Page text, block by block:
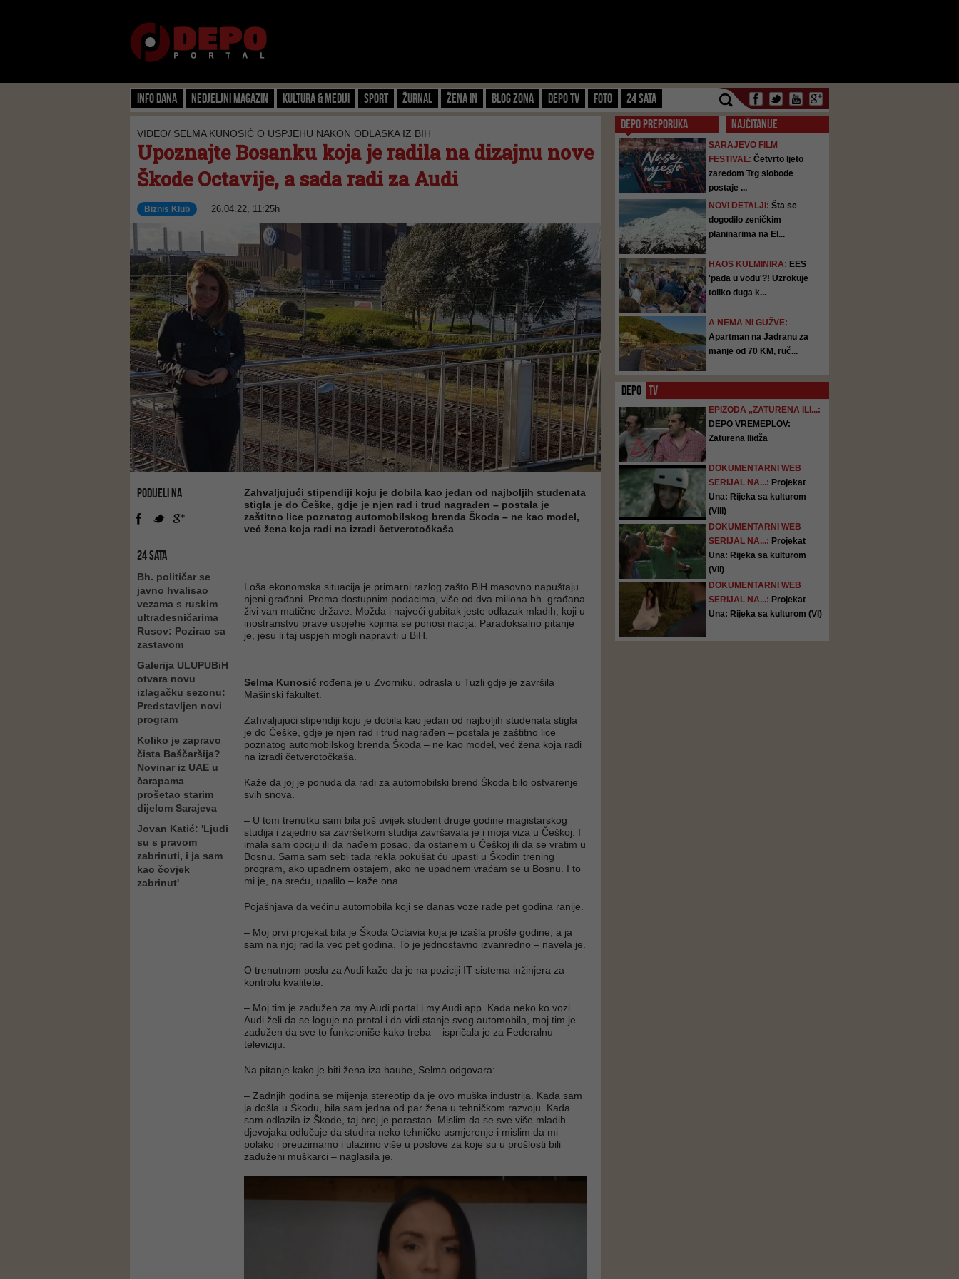
Info dana Nedjeljni magazin Kultura & Mediji Sport Žurnal Žena IN Blog zona Depo TV FOTO 24 SATA
VIDEO/ SELMA KUNOSIĆ O USPJEHU NAKON ODLASKA IZ BIH
Upoznajte Bosanku koja je radila na dizajnu nove
Škode Octavije, a sada radi za Audi
Biznis Klub 26.04.22, 11:25h
PODIJELI NA
24 SATA
Bh. političar se
javno hvalisao
vezama s ruskim
ultradesničarima
Rusov: Pozirao sa
zastavom
Galerija ULUPUBiH
otvara novu
izlagačku sezonu:
Predstavljen novi
program
Koliko je zapravo
čista Baščaršija?
Novinar iz UAE u
čarapama
prošetao starim
dijelom Sarajeva
Jovan Katić: 'Ljudi
su s pravom
zabrinuti, i ja sam
kao čovjek
zabrinut'
Zahvaljujući stipendiji koju je dobila kao jedan od najboljih studenata
stigla je do Češke, gdje je njen rad i trud nagrađen – postala je
zaštitno lice poznatog automobilskog brenda Škoda – ne kao model,
već žena koja radi na izradi četverotočkaša
Loša ekonomska situacija je primarni razlog zašto BiH masovno napuštaju
njeni građani. Prema dostupnim podacima, više od dva miliona bh. građana
živi van matične države. Možda i najveći gubitak jeste odlazak mladih, koji u
inostranstvu prave uspjehe kojima se ponosi nacija. Paradoksalno pitanje
je, jesu li taj uspjeh mogli napraviti u BiH.
Selma Kunosić rođena je u Zvorniku, odrasla u Tuzli gdje je završila
Mašinski fakultet.
Zahvaljujući stipendiji koju je dobila kao jedan od najboljih studenata stigla
je do Češke, gdje je njen rad i trud nagrađen – postala je zaštitno lice
poznatog automobilskog brenda Škoda – ne kao model, već žena koja radi
na izradi četverotočkaša.
Kaže da joj je ponuda da radi za automobilski brend Škoda bilo ostvarenje
svih snova.
– U tom trenutku sam bila još uvijek student druge godine magistarskog
studija i zajedno sa završetkom studija završavala je i moja viza u Češkoj. I
imala sam opciju ili da nađem posao, da ostanem u Češkoj ili da se vratim u
Bosnu. Sama sam sebi tada rekla pokušat ću upasti u Škodin trening
program, ako upadnem ostajem, ako ne upadnem vraćam se u Bosnu. I to
mi je, na sreću, upalilo – kaže ona.
Pojašnjava da većinu automobila koji se danas voze rade pet godina ranije.
– Moj prvi projekat bila je Škoda Octavia koja je izašla prošle godine, a ja
sam na njoj radila već pet godina. To je jednostavno izvanredno – navela je.
O trenutnom poslu za Audi kaže da je na poziciji IT sistema inžinjera za
kontrolu kvalitete.
– Moj tim je zadužen za my Audi portal i my Audi app. Kada neko ko vozi
Audi želi da se loguje na protal i da vidi stanje svog automobila, moj tim je
zadužen da sve to funkcioniše kako treba – ispričala je za Federalnu
televiziju.
Na pitanje kako je biti žena iza haube, Selma odgovara:
– Zadnjih godina se mijenja stereotip da je ovo muška industrija. Kada sam
ja došla u Škodu, bila sam jedna od par žena u tehničkom razvoju. Kada
sam odlazila iz Škode, taj broj je porastao. Mislim da se sve više mladih
djevojaka odlučuje da studira neko tehničko usmjerenje i mislim da mi
polako i preuzimamo i ulazimo više u poslove za koje su u prošlosti bili
zaduženi muškarci – naglasila je.
DEPO PREPORUKA NAJČITANIJE
SARAJEVO FILM
FESTIVAL: Četvrto ljeto
zaredom Trg slobode
postaje ...
NOVI DETALJI: Šta se
dogodilo zeničkim
planinarima na El...
HAOS KULMINIRA: EES
'pada u vodu'?! Uzrokuje
toliko duga k...
A NEMA NI GUŽVE:
Apartman na Jadranu za
manje od 70 KM, ruč...
DEPO TV
EPIZODA „ZATURENA ILI...:
DEPO VREMEPLOV:
Zaturena Ilidža
DOKUMENTARNI WEB
SERIJAL NA...: Projekat
Una: Rijeka sa kulturom
(VIII)
DOKUMENTARNI WEB
SERIJAL NA...: Projekat
Una: Rijeka sa kulturom
(VII)
DOKUMENTARNI WEB
SERIJAL NA...: Projekat
Una: Rijeka sa kulturom (VI)